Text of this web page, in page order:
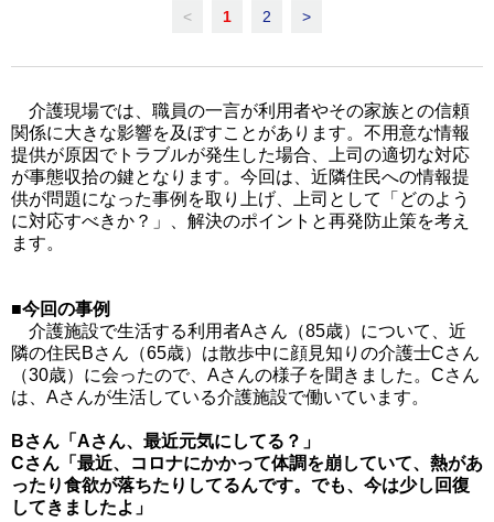
< 1 2 >
介護現場では、職員の一言が利用者やその家族との信頼
関係に大きな影響を及ぼすことがあります。不用意な情報
提供が原因でトラブルが発生した場合、上司の適切な対応
が事態収拾の鍵となります。今回は、近隣住民への情報提
供が問題になった事例を取り上げ、上司として「どのよう
に対応すべきか？」、解決のポイントと再発防止策を考え
ます。
■今回の事例
介護施設で生活する利用者Aさん（85歳）について、近
隣の住民Bさん（65歳）は散歩中に顔見知りの介護士Cさん
（30歳）に会ったので、Aさんの様子を聞きました。Cさん
は、Aさんが生活している介護施設で働いています。
Bさん「Aさん、最近元気にしてる？」
Cさん「最近、コロナにかかって体調を崩していて、熱があ
ったり食欲が落ちたりしてるんです。でも、今は少し回復
してきましたよ」